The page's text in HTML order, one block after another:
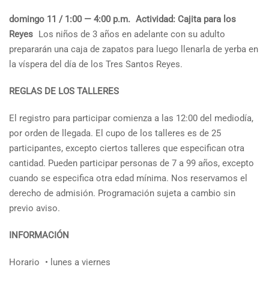
domingo 11 / 1:00 — 4:00 p.m. Actividad: Cajita para los
Reyes Los niños de 3 años en adelante con su adulto
prepararán una caja de zapatos para luego llenarla de yerba en
la víspera del día de los Tres Santos Reyes.
REGLAS DE LOS TALLERES
El registro para participar comienza a las 12:00 del mediodía,
por orden de llegada. El cupo de los talleres es de 25
participantes, excepto ciertos talleres que especifican otra
cantidad. Pueden participar personas de 7 a 99 años, excepto
cuando se especifica otra edad mínima. Nos reservamos el
derecho de admisión. Programación sujeta a cambio sin
previo aviso.
INFORMACIÓN
Horario • lunes a viernes